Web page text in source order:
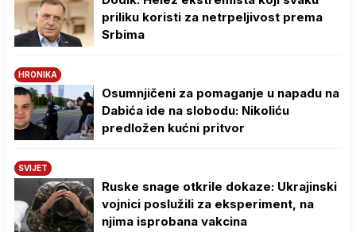
priliku koristi za netrpeljivost prema
Srbima
HRONIKA
Osumnjičeni za pomaganje u napadu na
Dabića ide na slobodu: Nikoliću
predložen kućni pritvor
SVIJET
Ruske snage otkrile dokaze: Ukrajinski
vojnici poslužili za eksperiment, na
njima isprobana vakcina